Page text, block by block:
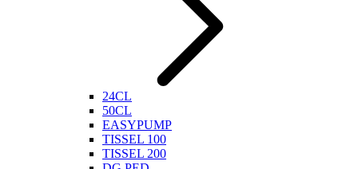
24CL
50CL
EASYPUMP
TISSEL 100
TISSEL 200